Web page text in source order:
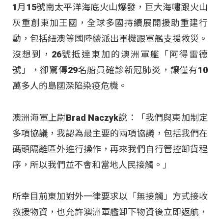
1月15號南太平洋海底火山爆發，巨大海嘯跟火山
灰重創東加王國，全球多國持續展開援助重建行
動，包括紐澳等國陸續派出軍機跟軍艦支援救災。
沒想到，26號抵達東加的澳洲軍艦「阿得雷德
號」，卻驚傳29名船員確診新冠肺炎，讓僅有10
萬多人的島國深陷染疫危機。
澳洲海軍上尉Brad Naczyk說：「我們與東加制定
多項協議，我認為最主要的兩項協議，包括我們在
碼頭隔離區外進行操作，再來我們自行管控卸貨程
序，所以我們並不會和當地人民接觸。」
所幸目前東加對外一律要求以「無接觸」方式接收
救援物資，也允許澳洲軍艦卸下物資後立即返航，